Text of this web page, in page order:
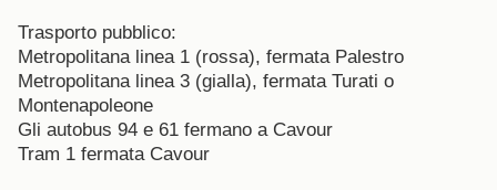
Trasporto pubblico:
Metropolitana linea 1 (rossa), fermata Palestro
Metropolitana linea 3 (gialla), fermata Turati o
Montenapoleone
Gli autobus 94 e 61 fermano a Cavour
Tram 1 fermata Cavour